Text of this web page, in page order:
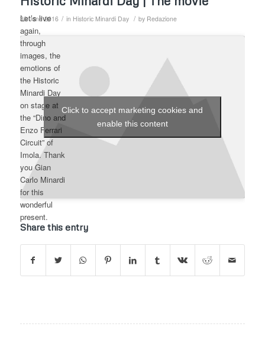
30 June 2016 / in Historic Minardi Day / by Redazione
Let’s live
again,
through
images, the
emotions of
the Historic
Minardi Day
on stage at
the “Dino and
Enzo Ferrari
Circuit” of
Imola. Thank
you Gian
Carlo Minardi
for this
wonderful
present.
Click to accept marketing cookies and
enable this content
Share this entry